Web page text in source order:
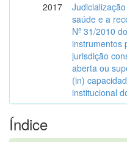
2017
saúde e a
Nº 31/2010
instrumentos
jurisdição
aberta ou
(in)
institucional
Índice